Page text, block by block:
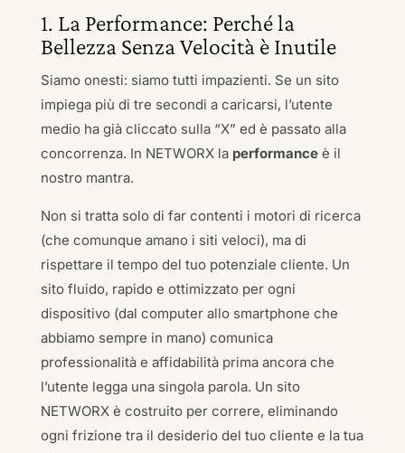
1. La Performance: Perché la
Bellezza Senza Velocità è Inutile
Siamo onesti: siamo tutti impazienti. Se un sito
impiega più di tre secondi a caricarsi, l’utente
medio ha già cliccato sulla “X” ed è passato alla
concorrenza. In NETWORX la performanceè il
nostro mantra.
Non si tratta solo di far contenti i motori di ricerca
(che comunque amano i siti veloci), ma di
rispettare il tempo del tuo potenziale cliente. Un
sito fluido, rapido e ottimizzato per ogni
dispositivo (dal computer allo smartphone che
abbiamo sempre in mano) comunica
professionalità e affidabilità prima ancora che
l’utente legga una singola parola. Un sito
NETWORX è costruito per correre, eliminando
ogni frizione tra il desiderio del tuo cliente e la tua